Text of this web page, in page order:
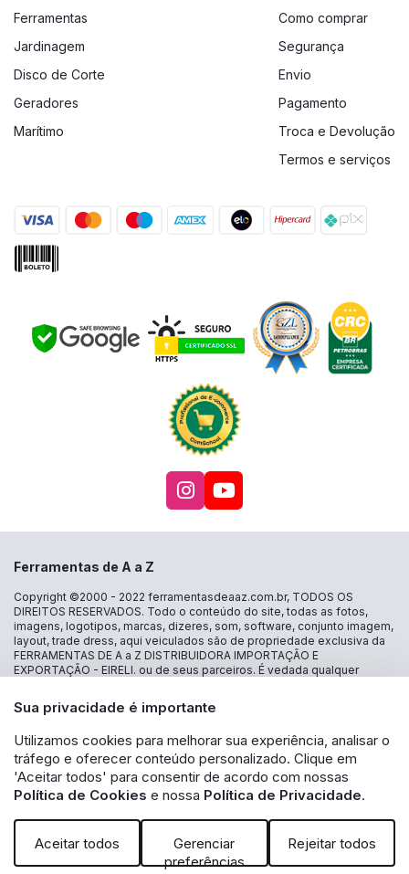
Ferramentas
Jardinagem
Disco de Corte
Geradores
Marítimo
Como comprar
Segurança
Envio
Pagamento
Troca e Devolução
Termos e serviços
Sua privacidade é importante
Utilizamos cookies para melhorar sua experiência, analisar o
tráfego e oferecer conteúdo personalizado. Clique em
'Aceitar todos' para consentir de acordo com nossas
Política de Cookies e nossa Política de Privacidade.
Aceitar todos
Gerenciar
preferências
Rejeitar todos
Acesse nosso
Acesse nosso
Ferramentas de A a Z
Copyright ©2000 - 2022 ferramentasdeaaz.com.br, TODOS OS
DIREITOS RESERVADOS. Todo o conteúdo do site, todas as fotos,
imagens, logotipos, marcas, dizeres, som, software, conjunto imagem,
layout, trade dress, aqui veiculados são de propriedade exclusiva da
FERRAMENTAS DE A a Z DISTRIBUIDORA IMPORTAÇÃO E
EXPORTAÇÃO - EIRELI. ou de seus parceiros. É vedada qualquer
expressa autorização. A violação de qualquer direito mencionado
implicará na responsabilização cível e criminal nos termos da Lei.
EXPORTAÇÃO - EIRELI - CNPJ: 30.356.735/0001-13 - Estrada das
Lágrimas 1986 loja 16 - Jd São Caetano - São Caetano do Sul - SP CEP
09580-500 - A inclusão no carrinho não garante o preço e/ou a
disponibilidade do produto. Caso os produtos apresentem
divergências de valores, o preço válido é o exibido na tela de
pagamento. Vendas sujeitas a análise e disponibilidade de estoque.
Powered by: